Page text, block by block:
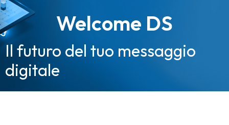
Welcome DS
Il futuro del tuo messaggio
digitale